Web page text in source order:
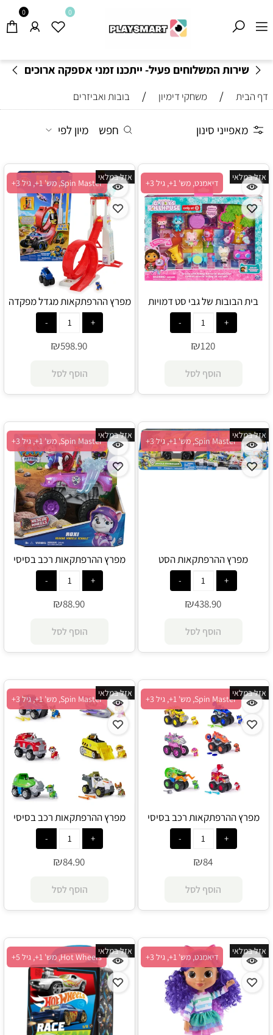
משלוחים חינם בקנייה מעל 199₪
- תקנון משלוחים
0 0
דף הבית / משחקי דימיון / בובות ואביזרים
מאפייני סינון חפש מיון לפי
דיאמנט, מש' 1+, גיל 3+
אזל במלאי
בית הבובות של גבי סט דמויות
מוזיקליות - Gabby's Dollhouse
₪120
הוסף לסל
Spin Master, מש' 1+, גיל 3+
אזל במלאי
מפרץ ההרפתקאות מגדל מפקדה
גלגלי החילוץ - Spin Master
₪598.90
הוסף לסל
Spin Master, מש' 1+, גיל 3+
אזל במלאי
מפרץ ההרפתקאות הסט
האולטימטיבי גונגל - Spin Master
₪438.90
הוסף לסל
Spin Master, מש' 1+, גיל 3+
אזל במלאי
מפרץ ההרפתקאות רכב בסיסי
גלגלי החילוץ רוקסי - Spin Master
₪88.90
הוסף לסל
Spin Master, מש' 1+, גיל 3+
אזל במלאי
מפרץ ההרפתקאות רכב בסיסי
גלגלי החילוץ - Spin Master
₪84
הוסף לסל
Spin Master, מש' 1+, גיל 3+
אזל במלאי
מפרץ ההרפתקאות רכב בסיסי
ג'ונגל - Spin Master
₪84.90
הוסף לסל
דיאמנט, מש' 1+, גיל 3+
אזל במלאי
Hot Wheels, מש' 1+, גיל 5+
אזל במלאי